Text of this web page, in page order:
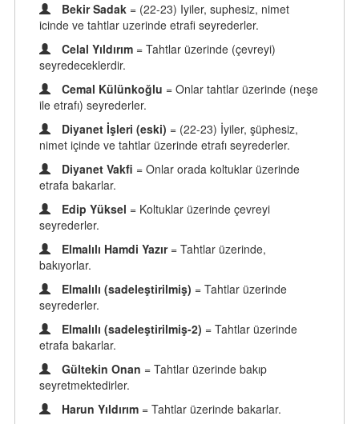
Bekir Sadak = (22-23) Iyiler, suphesiz, nimet
icinde ve tahtlar uzerinde etrafi seyrederler.
Celal Yıldırım = Tahtlar üzerinde (çevreyi)
seyredeceklerdir.
Cemal Külünkoğlu = Onlar tahtlar üzerinde (neşe
ile etrafı) seyrederler.
Diyanet İşleri (eski) = (22-23) İyiler, şüphesiz,
nimet içinde ve tahtlar üzerinde etrafı seyrederler.
Diyanet Vakfi = Onlar orada koltuklar üzerinde
etrafa bakarlar.
Edip Yüksel = Koltuklar üzerinde çevreyi
seyrederler.
Elmalılı Hamdi Yazır = Tahtlar üzerinde,
bakıyorlar.
Elmalılı (sadeleştirilmiş) = Tahtlar üzerinde
seyrederler.
Elmalılı (sadeleştirilmiş-2) = Tahtlar üzerinde
etrafa bakarlar.
Gültekin Onan = Tahtlar üzerinde bakıp
seyretmektedirler.
Harun Yıldırım = Tahtlar üzerinde bakarlar.